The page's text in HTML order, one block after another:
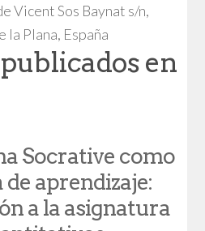
Vicent Sos Baynat s/n,
Plana, España
en
Socrative como
aprendizaje:
a la asignatura